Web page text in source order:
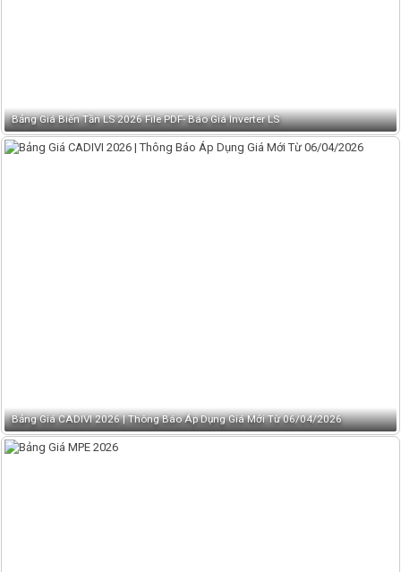
Bảng Giá Biến Tần LS 2026 File PDF- Báo Giá Inverter LS
Bảng Giá CADIVI 2026 | Thông Báo Áp Dụng Giá Mới Từ 06/04/2026